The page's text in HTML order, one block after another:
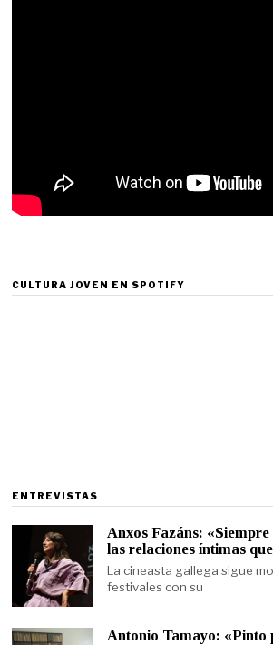
CULTURA JOVEN EN SPOTIFY
ENTREVISTAS
Anxos Fazáns:
las relaciones íntimas
La cineasta gallega sigue
festivales con su
Antonio Tamayo: «Pinto